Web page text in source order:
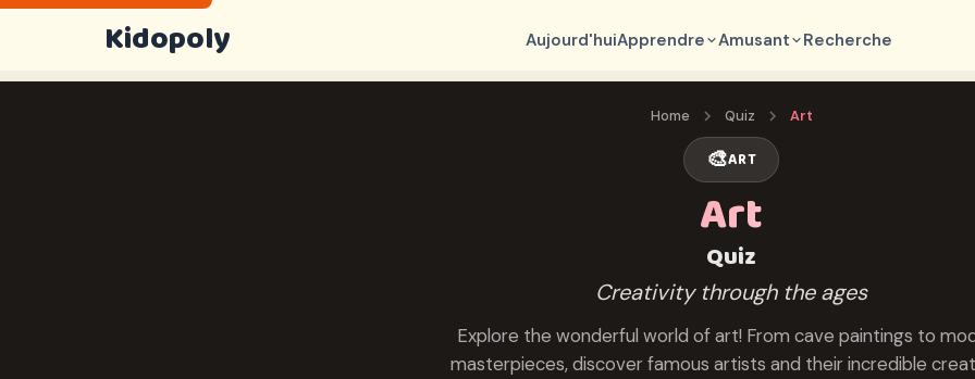
Kidopoly Aujourd'huiApprendre Amusant Recherche
Home Quiz Art
🎨ART
Art
Quiz
Creativity through the ages
Explore the wonderful world of art! From cave paintings to
masterpieces, discover famous artists and their incredible